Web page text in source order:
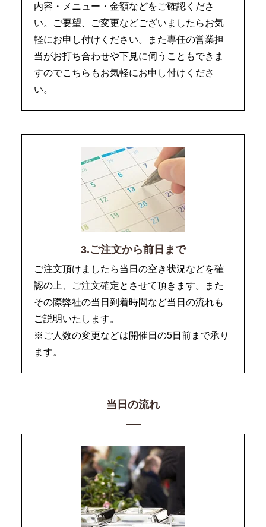
内容・メニュー・金額などをご確認くださ
い。ご要望、ご変更などございましたらお気
軽にお申し付けください。また専任の営業担
当がお打ち合わせや下見に伺うこともできま
すのでこちらもお気軽にお申し付けくださ
い。
3.ご注文から前日まで
ご注文頂けましたら当日の空き状況などを確
認の上、ご注文確定とさせて頂きます。また
その際弊社の当日到着時間など当日の流れも
ご説明いたします。
※ご人数の変更などは開催日の5日前まで承り
ます。
当日の流れ